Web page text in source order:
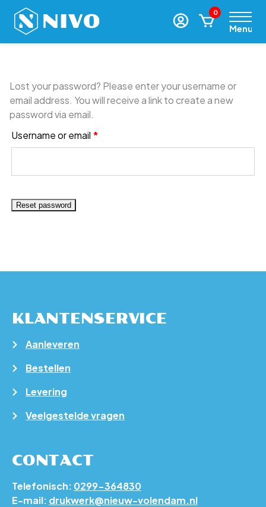
0
Menu
Lost your password? Please enter your username or
email address. You will receive a link to create a new
password via email.
Username or email *
Reset password
KLANTENSERVICE
Aanleveren
Bestellen
Levering
Veelgestelde vragen
CONTACT
Telefonisch: 0299-364830
E-mail: drukwerk@nieuw-volendam.nl